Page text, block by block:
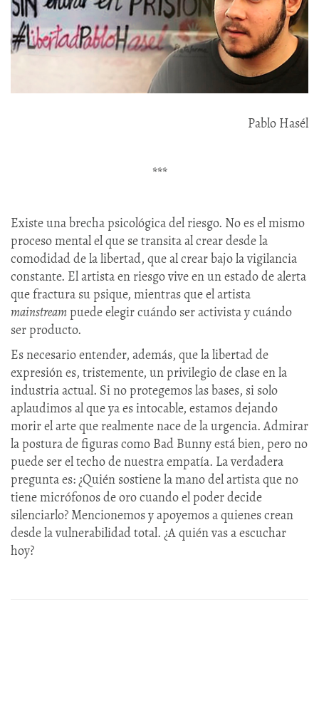
Pablo Hasél
***
Existe una brecha psicológica del riesgo. No es el mismo
proceso mental el que se transita al crear desde la
comodidad de la libertad, que al crear bajo la vigilancia
constante. El artista en riesgo vive en un estado de alerta
que fractura su psique, mientras que el artista
mainstream puede elegir cuándo ser activista y cuándo
ser producto.
Es necesario entender, además, que la libertad de
expresión es, tristemente, un privilegio de clase en la
industria actual. Si no protegemos las bases, si solo
aplaudimos al que ya es intocable, estamos dejando
morir el arte que realmente nace de la urgencia. Admirar
la postura de figuras como Bad Bunny está bien, pero no
puede ser el techo de nuestra empatía. La verdadera
pregunta es: ¿Quién sostiene la mano del artista que no
tiene micrófonos de oro cuando el poder decide
silenciarlo? Mencionemos y apoyemos a quienes crean
desde la vulnerabilidad total. ¿A quién vas a escuchar
hoy?